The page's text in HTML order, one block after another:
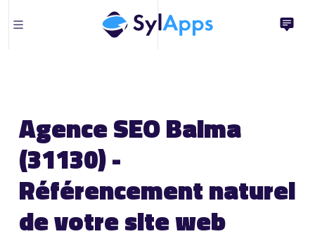
Agence SEO Balma
(31130) -
Référencement naturel
de votre site web